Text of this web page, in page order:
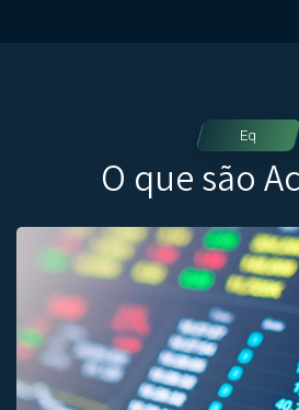
Eq
O que são